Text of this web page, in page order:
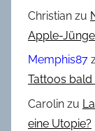
e
m
i
n
,
K
Christian zu
Apple-
Memphis87
Tattoos bald
Carolin zu
eine Utopie?